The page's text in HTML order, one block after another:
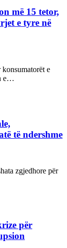
më 15 tetor,
e tyre në
e
e…
të ndershme
zgjedhore për
për